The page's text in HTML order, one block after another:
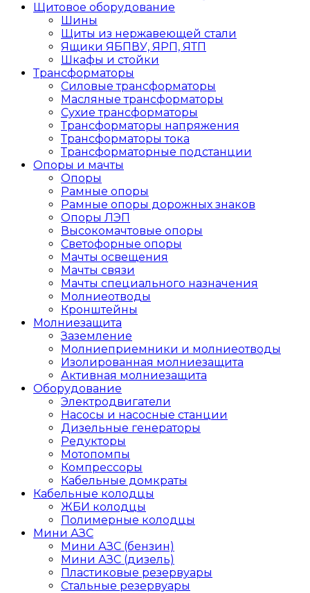
Щитовое оборудование
Шины
Щиты из нержавеющей стали
Ящики ЯБПВУ, ЯРП, ЯТП
Шкафы и стойки
Трансформаторы
Силовые трансформаторы
Масляные трансформаторы
Сухие трансформаторы
Трансформаторы напряжения
Трансформаторы тока
Трансформаторные подстанции
Опоры и мачты
Опоры
Рамные опоры
Рамные опоры дорожных знаков
Опоры ЛЭП
Высокомачтовые опоры
Светофорные опоры
Мачты освещения
Мачты связи
Мачты специального назначения
Молниеотводы
Кронштейны
Молниезащита
Заземление
Молниеприемники и молниеотводы
Изолированная молниезащита
Активная молниезащита
Оборудование
Электродвигатели
Насосы и насосные станции
Дизельные генераторы
Редукторы
Мотопомпы
Компрессоры
Кабельные домкраты
Кабельные колодцы
ЖБИ колодцы
Полимерные колодцы
Мини АЗС
Мини АЗС (бензин)
Мини АЗС (дизель)
Пластиковые резервуары
Стальные резервуары